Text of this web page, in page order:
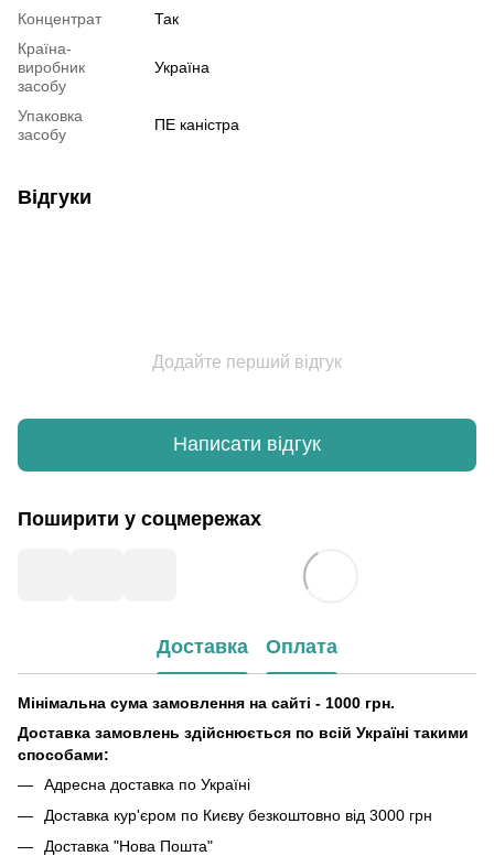
Концентрат
Так
Країна-
виробник
засобу
Україна
Упаковка
засобу
ПE каністра
Відгуки
Додайте перший відгук
Написати відгук
Поширити у соцмережах
Доставка Оплата
Мінімальна сума замовлення на сайті - 1000 грн.
Доставка замовлень здійснюється по всій Україні такими
способами:
Адресна доставка по Україні
Доставка кур'єром по Києву безкоштовно від 3000 грн
Доставка "Нова Пошта"